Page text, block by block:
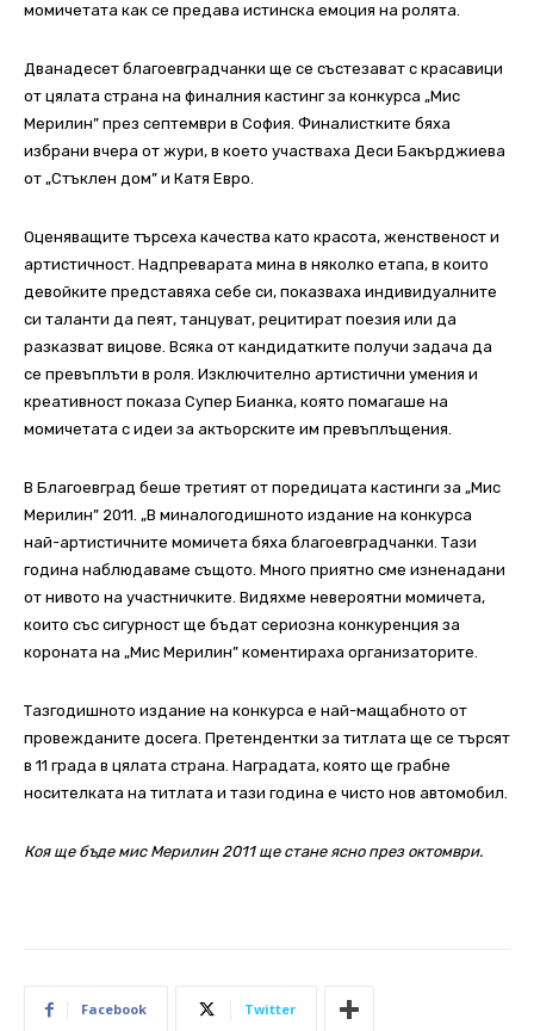
момичетата как се предава истинска емоция на ролята.
Дванадесет благоевградчанки ще се състезават с красавици
от цялата страна на финалния кастинг за конкурса „Мис
Мерилин” през септември в София. Финалистките бяха
избрани вчера от жури, в което участваха Деси Бакърджиева
от „Стъклен дом” и Катя Евро.
Оценяващите търсеха качества като красота, женственост и
артистичност. Надпреварата мина в няколко етапа, в които
девойките представяха себе си, показваха индивидуалните
си таланти да пеят, танцуват, рецитират поезия или да
разказват вицове. Всяка от кандидатките получи задача да
се превъплъти в роля. Изключително артистични умения и
креативност показа Супер Бианка, която помагаше на
момичетата с идеи за актьорските им превъплъщения.
В Благоевград беше третият от поредицата кастинги за „Мис
Мерилин” 2011. „В миналогодишното издание на конкурса
най-артистичните момичета бяха благоевградчанки. Тази
година наблюдаваме същото. Много приятно сме изненадани
от нивото на участничките. Видяхме невероятни момичета,
които със сигурност ще бъдат сериозна конкуренция за
короната на „Мис Мерилин” коментираха организаторите.
Тазгодишното издание на конкурса е най-мащабното от
провежданите досега. Претендентки за титлата ще се търсят
в 11 града в цялата страна. Наградата, която ще грабне
носителката на титлата и тази година е чисто нов автомобил.
Коя ще бъде мис Мерилин 2011 ще стане ясно през октомври.
Facebook Twitter